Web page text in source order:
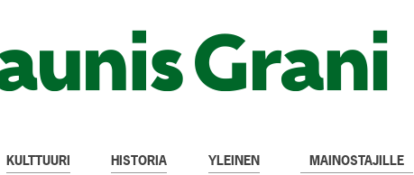
KULTTUURI
HISTORIA
YLEINEN
MAINOSTAJILLE